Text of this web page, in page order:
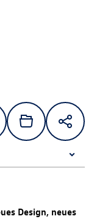
Design, neues